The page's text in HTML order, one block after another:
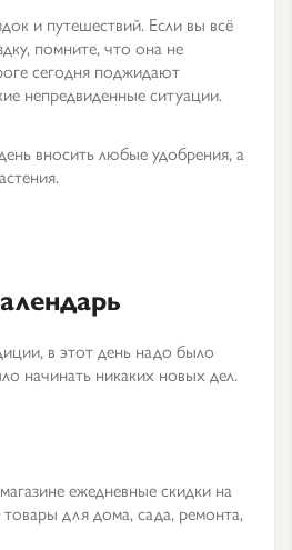
и путешествий. Если вы всё
помните, что она не
сегодня поджидают
непредвиденные ситуации.
вносить любые удобрения, а
в этот день надо было
начинать никаких новых дел.
ежедневные скидки на
для дома, сада, ремонта,